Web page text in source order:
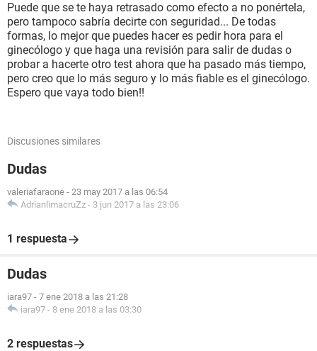
Puede que se te haya retrasado como efecto a no ponértela,
pero tampoco sabría decirte con seguridad... De todas
formas, lo mejor que puedes hacer es pedir hora para el
ginecólogo y que haga una revisión para salir de dudas o
probar a hacerte otro test ahora que ha pasado más tiempo,
pero creo que lo más seguro y lo más fiable es el ginecólogo.
Espero que vaya todo bien!!
Discusiones similares
Dudas
valeriafaraone - 23 may 2017 a las 06:54
AdrianlimacruZz - 3 jun 2017 a las 23:06
1 respuesta
Dudas
iara97 - 7 ene 2018 a las 21:28
iara97 - 8 ene 2018 a las 03:30
2 respuestas